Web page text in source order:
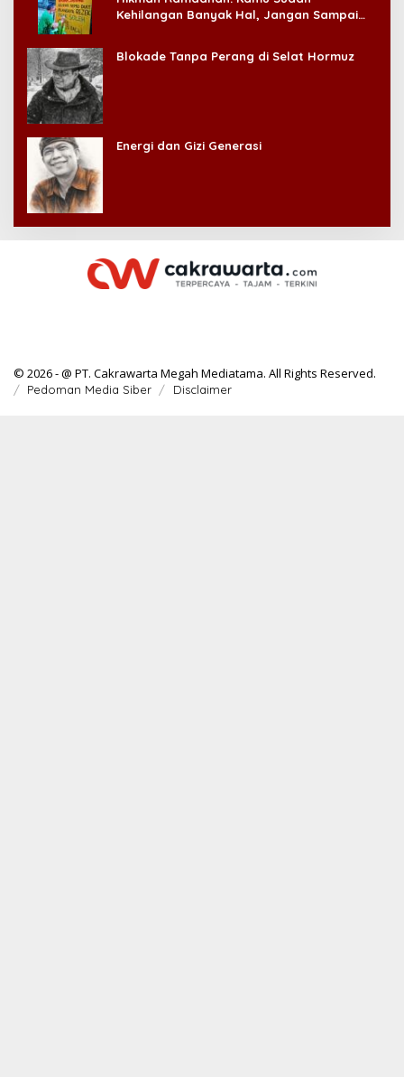
Kehilangan Banyak Hal, Jangan Sampai
Blokade Tanpa Perang di Selat Hormuz
Energi dan Gizi Generasi
© 2026 - @ PT. Cakrawarta Megah Mediatama. All Rights Reserved.
Pedoman Media Siber Disclaimer